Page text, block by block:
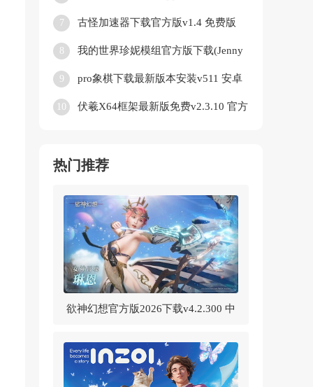
7 古怪加速器下载官方版v1.4 免费版
8
我的世界珍妮模组官方版下载(Jenny
9
pro象棋下载最新版本安装v511 安卓
10
伏羲X64框架最新版免费v2.3.10 官方
热门推荐
欲神幻想官方版2026下载v4.2.300 中
文版